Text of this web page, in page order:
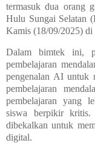
termasuk dua orang
Hulu Sungai Selatan
Kamis (18/09/2025)
Dalam bimtek ini,
pembelajaran
pengenalan AI untuk
pembelajaran
pembelajaran yang
siswa berpikir kritis.
dibekalkan untuk
digital.